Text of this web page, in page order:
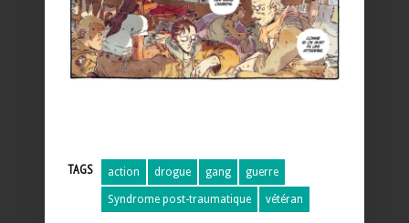
TAGS action drogue gang guerre
Syndrome post-traumatique vétéran